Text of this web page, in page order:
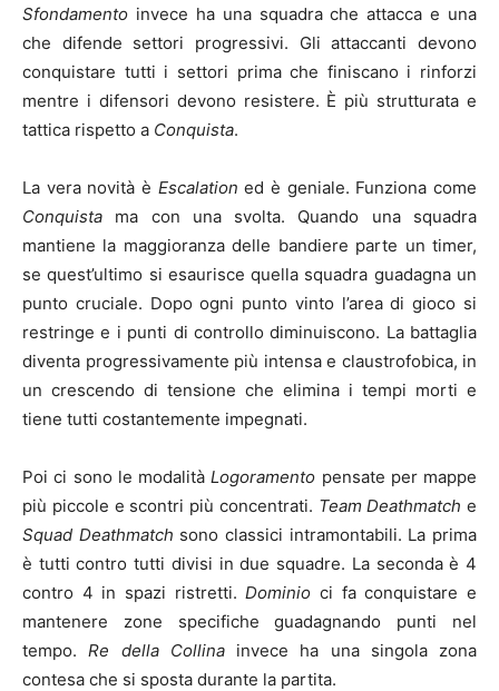
Sfondamento invece ha una squadra che attacca e una
che difende settori progressivi. Gli attaccanti devono
conquistare tutti i settori prima che finiscano i rinforzi
mentre i difensori devono resistere. È più strutturata e
tattica rispetto a Conquista.
La vera novità è Escalation ed è geniale. Funziona come
Conquista ma con una svolta. Quando una squadra
mantiene la maggioranza delle bandiere parte un timer,
se quest’ultimo si esaurisce quella squadra guadagna un
punto cruciale. Dopo ogni punto vinto l’area di gioco si
restringe e i punti di controllo diminuiscono. La battaglia
diventa progressivamente più intensa e claustrofobica, in
un crescendo di tensione che elimina i tempi morti e
tiene tutti costantemente impegnati.
Poi ci sono le modalitàLogoramento pensate per mappe
più piccole e scontri più concentrati. Team Deathmatch e
Squad Deathmatch sono classici intramontabili. La prima
è tutti contro tutti divisi in due squadre. La seconda è 4
contro 4 in spazi ristretti.Dominio ci fa conquistare e
mantenere zone specifiche guadagnando punti nel
tempo.Re della Collinainvece ha una singola zona
contesa che si sposta durante la partita.